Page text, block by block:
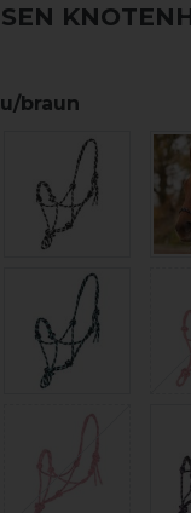
braun